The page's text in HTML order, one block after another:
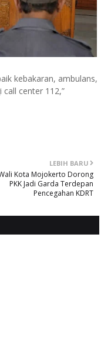
kebakaran, ambulans,
center 112,”
LEBIH BARU
Kota Mojokerto Dorong
PKK Jadi Garda Terdepan
Pencegahan KDRT